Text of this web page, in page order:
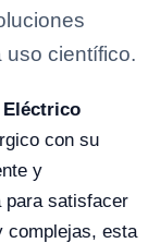
uso científico.
Eléctrico
con su
y
para satisfacer
complejas, esta